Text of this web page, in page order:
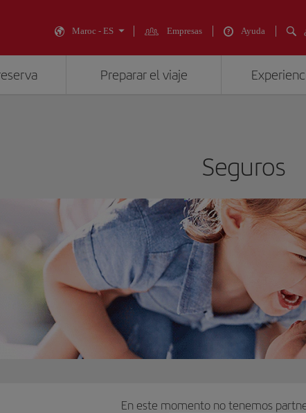
Maroc - ES Empresas Ayuda
Preparar el viaje
Seguros
En este momento no tenemos